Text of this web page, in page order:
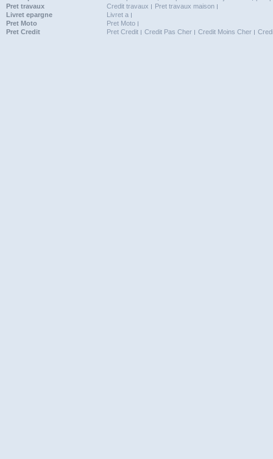
Pret travaux
Credit travaux
Pret travaux maison
Livret epargne
Livret a
Pret Moto
Pret Moto
Pret Credit
Pret Credit Credit Pas Cher Credit Moins Cher